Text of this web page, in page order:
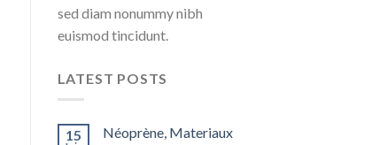
sed diam nonummy nibh
euismod tincidunt.
LATEST POSTS
15 Néoprène, Materiaux